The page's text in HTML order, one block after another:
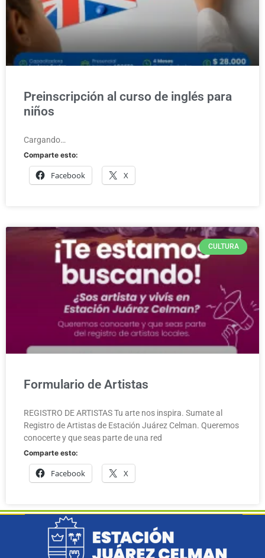
Preinscripción al curso de inglés para
niños
Cargando…
Comparte esto:
Facebook X
CULTURA
Formulario de Artistas
REGISTRO DE ARTISTAS Tu arte nos inspira. Sumate al
Registro de Artistas de Estación Juárez Celman. Queremos
conocerte y que seas parte de una red
Comparte esto:
Facebook X